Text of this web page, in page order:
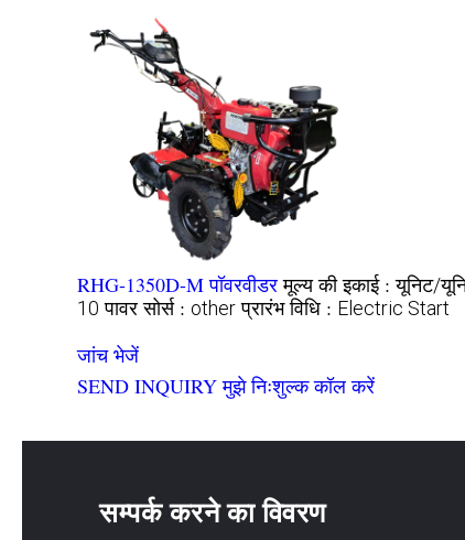
RHG-1350D-M पॉवरवीडर मूल्य की इकाई :यूनिट/
10 पावर सोर्स : other प्रारंभ विधि : Electric Start
जांच भेजें
SEND INQUIRY मुझे निःशुल्क कॉल करें
सम्पर्क करने का विवरण